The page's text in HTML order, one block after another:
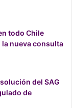
todo Chile
la nueva consulta
del SAG
de